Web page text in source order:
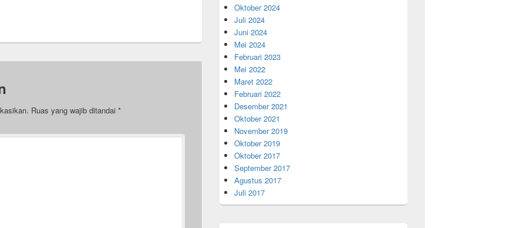
Ruas yang wajib ditandai *
Oktober 2024
Juli 2024
Juni 2024
Mei 2024
Februari 2023
Mei 2022
Maret 2022
Februari 2022
Desember 2021
Oktober 2021
November 2019
Oktober 2019
Oktober 2017
September 2017
Agustus 2017
Juli 2017